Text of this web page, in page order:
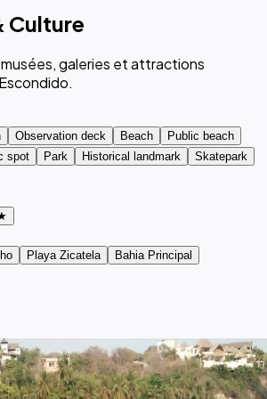
Culture
galeries et attractions
Observation deck Beach
Public beach
spot Park Historical landmark
Skatepark
Playa Zicatela Bahia Principal